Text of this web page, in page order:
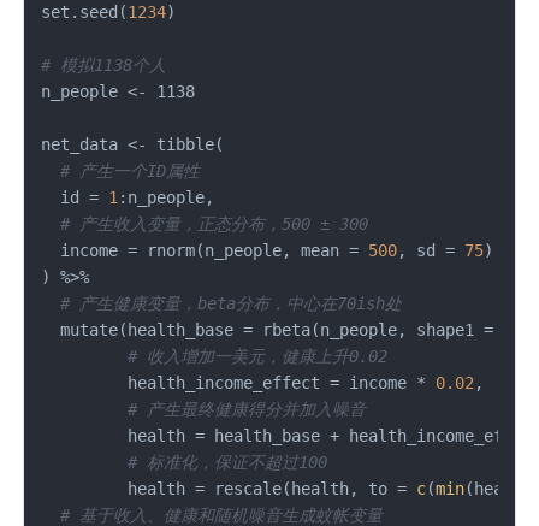
set.seed (1234)
# 模拟1138个人
n_people <- 1138
net_data <- tibble(
# 产生一个ID属性
  id
= 1 : n_people,
# 产生收入变量，正态分布，500 ± 300
  income
= rnorm(n_people, mean = 500, sd = 75)
)
%>%
# 产生健康变量，beta分布，中心在70ish处
  mutate
(health_base = rbeta(n_people, shape1 =
# 收入增加一美元，健康上升0.02
         health_income_effect
= income * 0.02 ,
# 产生最终健康得分并加入噪音
         health
= health_base +
# 标准化，保证不超过100
         health
= rescale(health, to = c(min(health
# 基于收入、健康和随机噪音生成蚊帐变量